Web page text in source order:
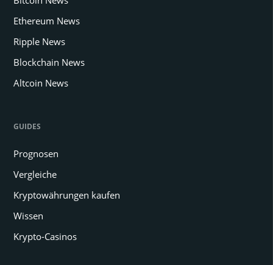
Ethereum News
Ripple News
Blockchain News
Altcoin News
GUIDES
Prognosen
Vergleiche
Kryptowährungen kaufen
Wissen
Krypto-Casinos